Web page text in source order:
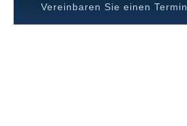
Vereinbaren Sie einen Termin